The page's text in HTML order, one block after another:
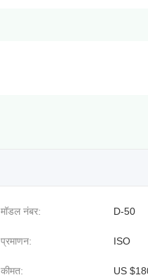
मॉडल नंबर: D-50
प्रमाणन: ISO
कीमत: US